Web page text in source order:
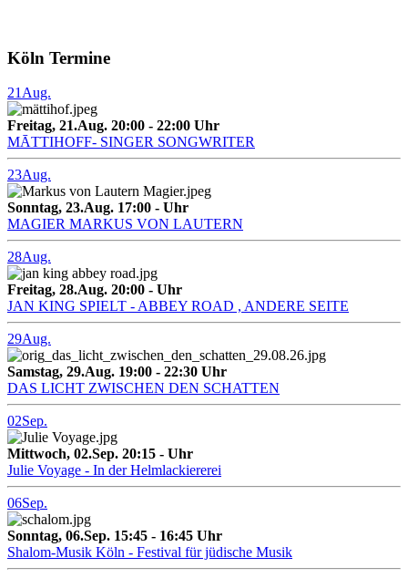
Köln Termine
21 Aug.
Freitag, 21.Aug. 20:00 - 22:00 Uhr
MĀTTIHOFF- SINGER SONGWRITER
23Aug.
Sonntag, 23.Aug. 17:00 - Uhr
MAGIER MARKUS VON LAUTERN
28Aug.
Freitag, 28.Aug. 20:00 - Uhr
JAN KING SPIELT - ABBEY ROAD , ANDERE SEITE
29Aug.
Samstag, 29.Aug. 19:00 - 22:30 Uhr
DAS LICHT ZWISCHEN DEN SCHATTEN
02Sep.
Mittwoch, 02.Sep. 20:15 - Uhr
Julie Voyage - In der Helmlackiererei
06Sep.
Sonntag, 06.Sep. 15:45 - 16:45 Uhr
Shalom-Musik Köln - Festival für jüdische Musik